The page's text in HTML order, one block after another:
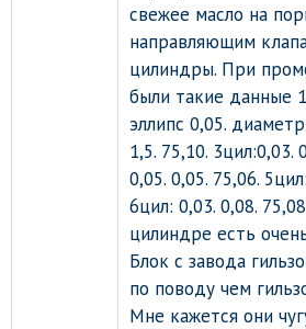
свежее масло на
направляющим
цилиндры. При
были такие данные
эллипс 0,05.
1,5. 75,10. 3цил:0,03.
0,05. 0,05. 75,06.
6цил: 0,03. 0,08.
цилиндре есть
Блок с завода
по поводу чем
Мне кажется они